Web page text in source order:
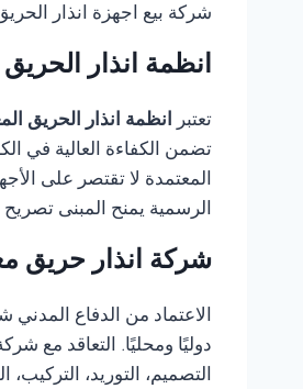
شركة بيع اجهزة انذار
انظمة انذار
تعتبر انظمة انذار الحريق
تضمن الكفاءة العالية في
المعتمدة لا تقتصر على
الرسمية يمنح المبنى
شركة انذار حريق
الاعتماد من الدفاع
دوليًا ومحليًا. التعاقد مع
التصميم، التوريد،